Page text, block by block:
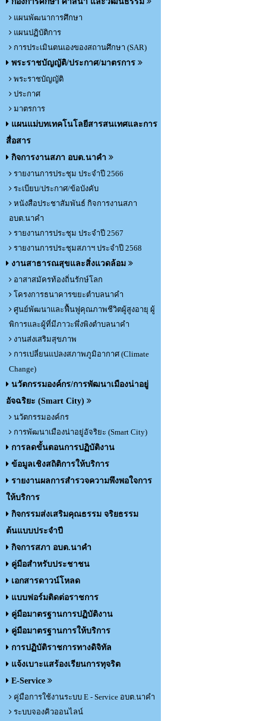
แผนพัฒนาการศึกษา
แผนปฏิบัติการ
การประเมินตนเองของสถานศึกษา (SAR)
พระราชบัญญัติ/ประกาศ/มาตรการ
พระราชบัญญัติ
ประกาศ
มาตรการ
แผนแม่บทเทคโนโลยีสารสนเทศและการ
สื่อสาร
กิจการงานสภา อบต.นาคำ
รายงานการประชุม ประจำปี 2566
ระเบียบ/ประกาศ/ข้อบังคับ
หนังสือประชาสัมพันธ์ กิจการงานสภา
อบต.นาคำ
รายงานการประชุม ประจำปี 2567
รายงานการประชุมสภาฯ ประจำปี 2568
งานสาธารณสุขและสิ่งแวดล้อม
อาสาสมัครท้องถิ่นรักษ์โลก
โครงการธนาคารขยะตำบลนาคำ
ศูนย์พัฒนาและฟื้นฟูคุณภาพชีวิตผู้สูงอายุ ผู้
พิการและผู้ที่มีภาวะพึ่งพิงตำบลนาคำ
งานส่งเสริมสุขภาพ
การเปลี่ยนแปลงสภาพภูมิอากาศ (Climate
Change)
นวัตกรรมองค์กร/การพัฒนาเมืองน่าอยู่
อัจฉริยะ (Smart City)
นวัตกรรมองค์กร
การพัฒนาเมืองน่าอยู่อัจริยะ (Smart City)
การลดขั้นตอนการปฏิบัติงาน
ข้อมูลเชิงสถิติการให้บริการ
รายงานผลการสำรวจความพึงพอใจการ
ให้บริการ
กิจกรรมส่งเสริมคุณธรรม จริยธรรม
ต้นแบบประจำปี
กิจการสภา อบต.นาคำ
คู่มือสำหรับประชาชน
เอกสารดาวน์โหลด
แบบฟอร์มติดต่อราชการ
คู่มือมาตรฐานการปฏิบัติงาน
คู่มือมาตรฐานการให้บริการ
การปฏิบัติราชการทางดิจิทัล
แจ้งเบาะแสร้องเรียนการทุจริต
E-Service
คู่มือการใช้งานระบบ E - Service อบต.นาคำ
ระบบจองคิวออนไลน์